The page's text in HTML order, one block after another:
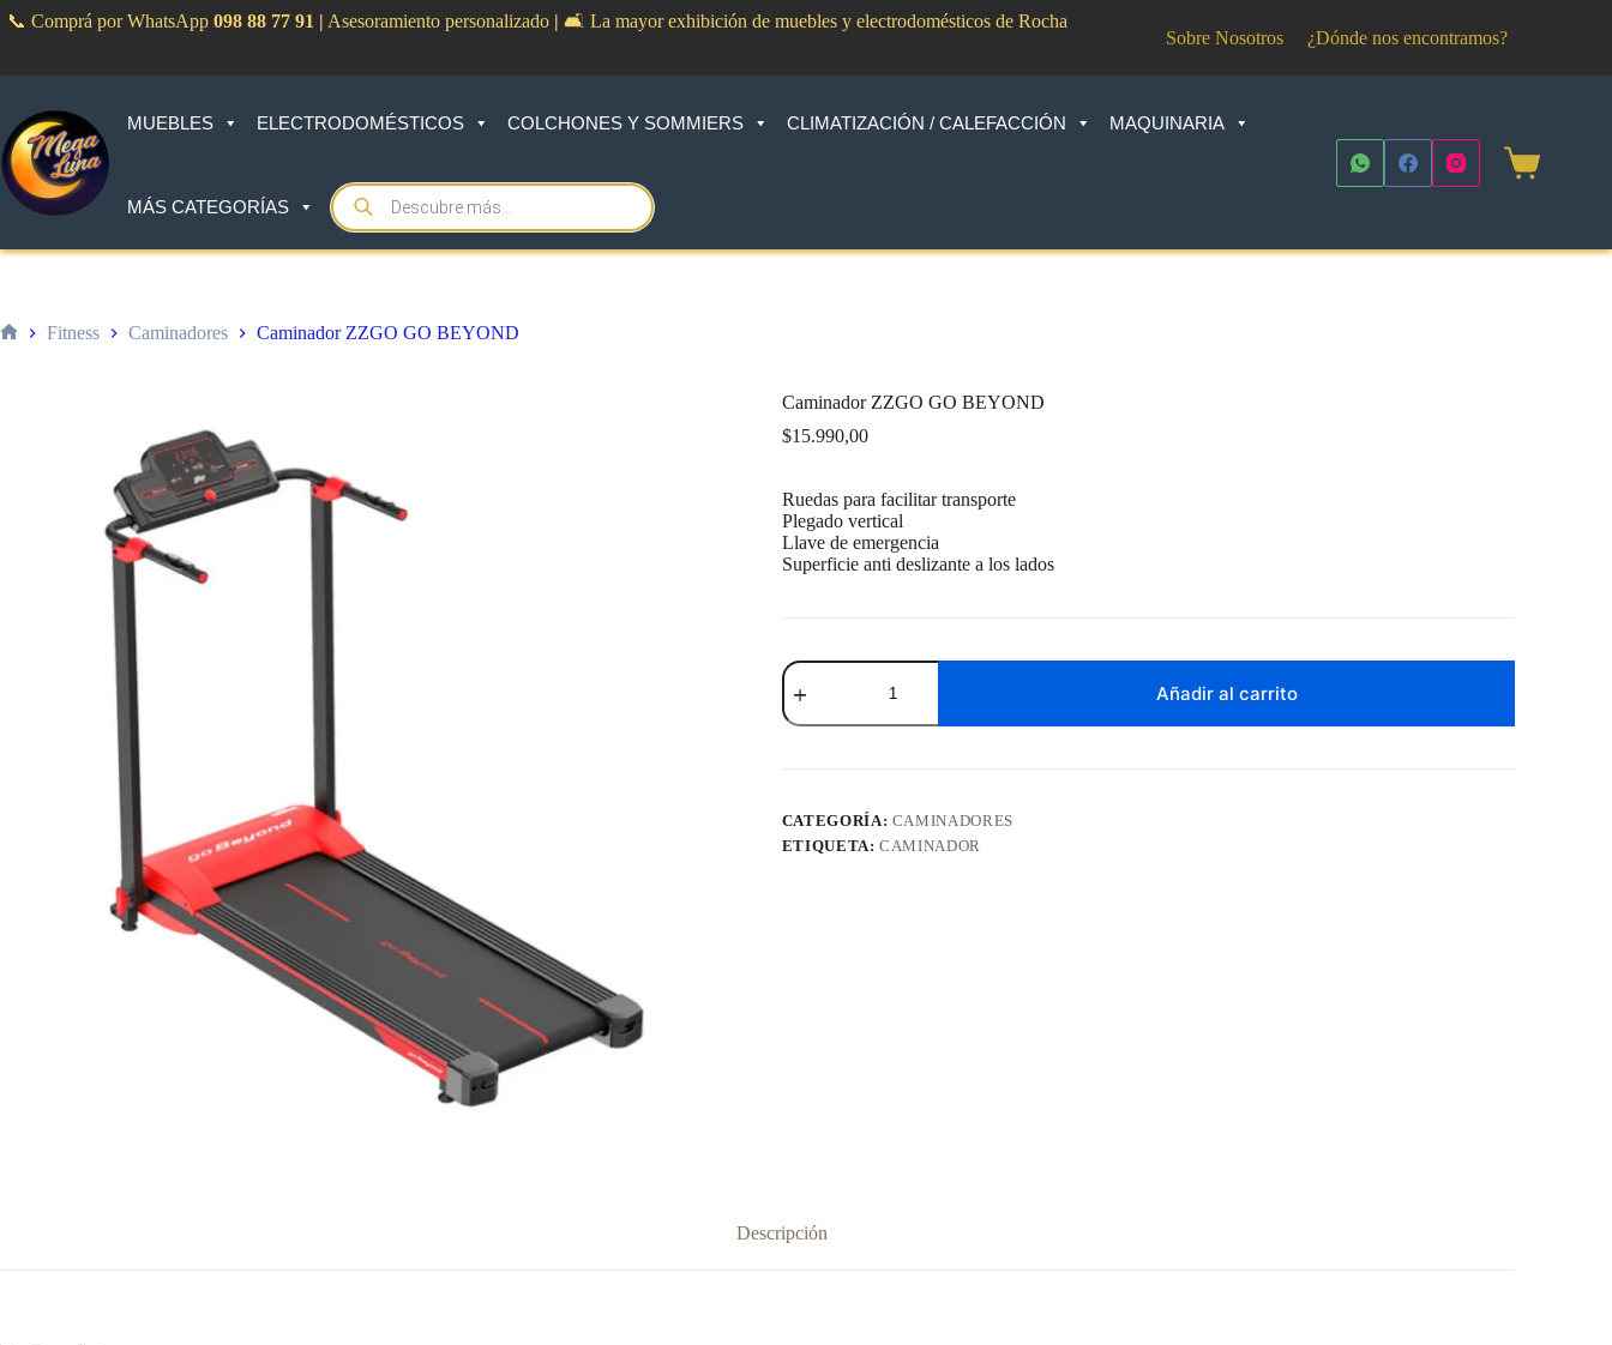
📞 Comprá por WhatsApp 098 88 77 91 | Asesoramiento personalizado | 🛋️ La mayor exhibición de muebles y electrodomésticos de Rocha
Sobre Nosotros ¿Dónde nos encontramos?
MUEBLES ELECTRODOMÉSTICOS COLCHONES Y SOMMIERS CLIMATIZACIÓN / CALEFACCIÓN MAQUINARIA
MÁS CATEGORÍAS
Products
search
Shopping
Fitness Caminadores Caminador ZZGO GO BEYOND
Caminador ZZGO GO BEYOND
$15.990,00
Ruedas para facilitar transporte
Plegado vertical
Llave de emergencia
Superficie anti deslizante a los lados
Caminador
ZZGO
GO
BEYOND
Añadir al carrito
CATEGORÍA: CAMINADORES
ETIQUETA:CAMINADOR
Descripción